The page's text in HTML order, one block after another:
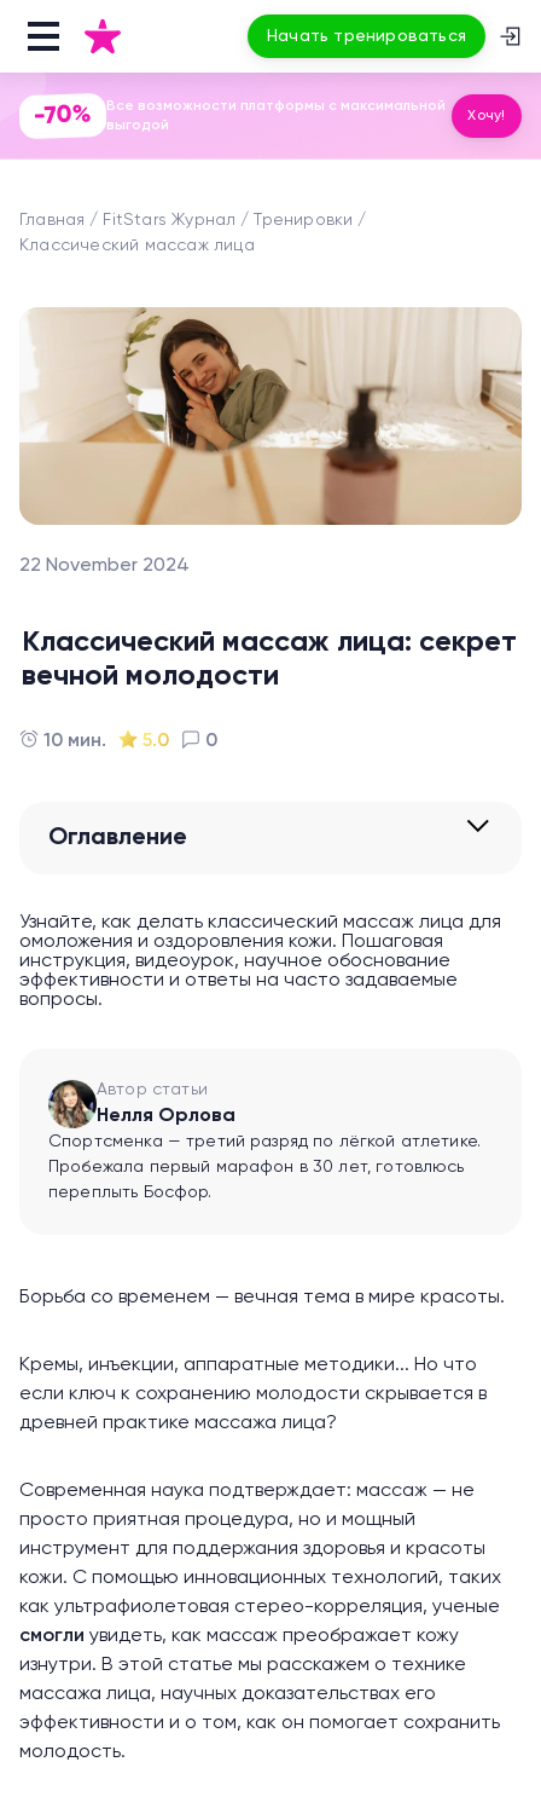
Начать тренироваться
-70%
Все возможности платформы с максимальной
выгодой
Хочу!
Главная FitStars Журнал
Тренировки
Классический массаж лица
22 November 2024
Классический массаж лица: секрет
вечной молодости
10 мин. 5.0 0
Оглавление
Узнайте, как делать классический массаж лица для
омоложения и оздоровления кожи. Пошаговая
инструкция, видеоурок, научное обоснование
эффективности и ответы на часто задаваемые
вопросы.
Автор статьи
Нелля Орлова
Спортсменка — третий разряд по лёгкой атлетике.
Пробежала первый марафон в 30 лет, готовлюсь
переплыть Босфор.
Борьба со временем — вечная тема в мире красоты.
Кремы, инъекции, аппаратные методики... Но что
если ключ к сохранению молодости скрывается в
древней практике массажа лица?
Современная наука подтверждает: массаж — не
просто приятная процедура, но и мощный
инструмент для поддержания здоровья и красоты
кожи. С помощью инновационных технологий, таких
как ультрафиолетовая стерео-корреляция, ученые
смогли увидеть, как массаж преображает кожу
изнутри. В этой статье мы расскажем о технике
массажа лица, научных доказательствах его
эффективности и о том, как он помогает сохранить
молодость.